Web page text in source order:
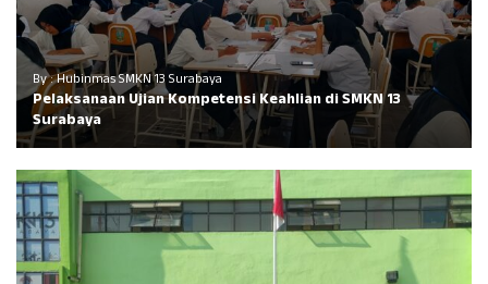
By : Hubinmas SMKN 13 Surabaya
Pelaksanaan Ujian Kompetensi Keahlian di SMKN 13
Surabaya